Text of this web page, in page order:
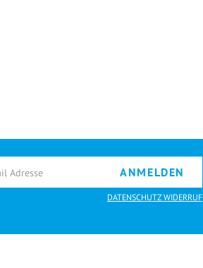
ANMELDEN
DATENSCHUTZ WIDERRUF